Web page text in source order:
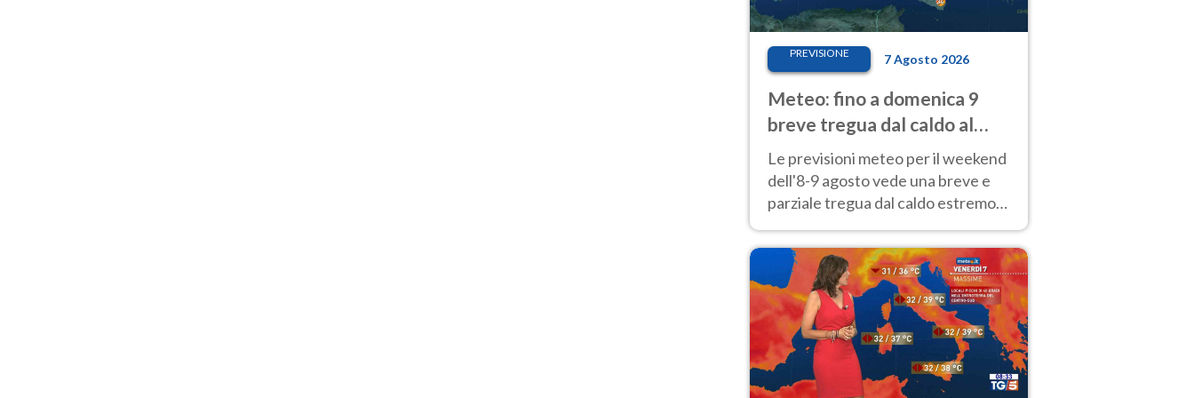
PREVISIONE 7 Agosto 2026
Meteo: fino a domenica 9
breve tregua dal caldo al
Nord! Altrove calura e afa
Le previsioni meteo per il weekend
dell'8-9 agosto vede una breve e
parziale tregua dal caldo estremo
40 gradi.